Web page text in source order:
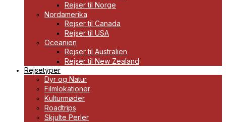
Rejser til Norge
Nordamerika
Rejser til Canada
Rejser til USA
Oceanien
Rejser til Australien
Rejser til New Zealand
Rejsetyper
Dyr og Natur
Filmlokationer
Kulturmøder
Roadtrips
Skjulte Perler